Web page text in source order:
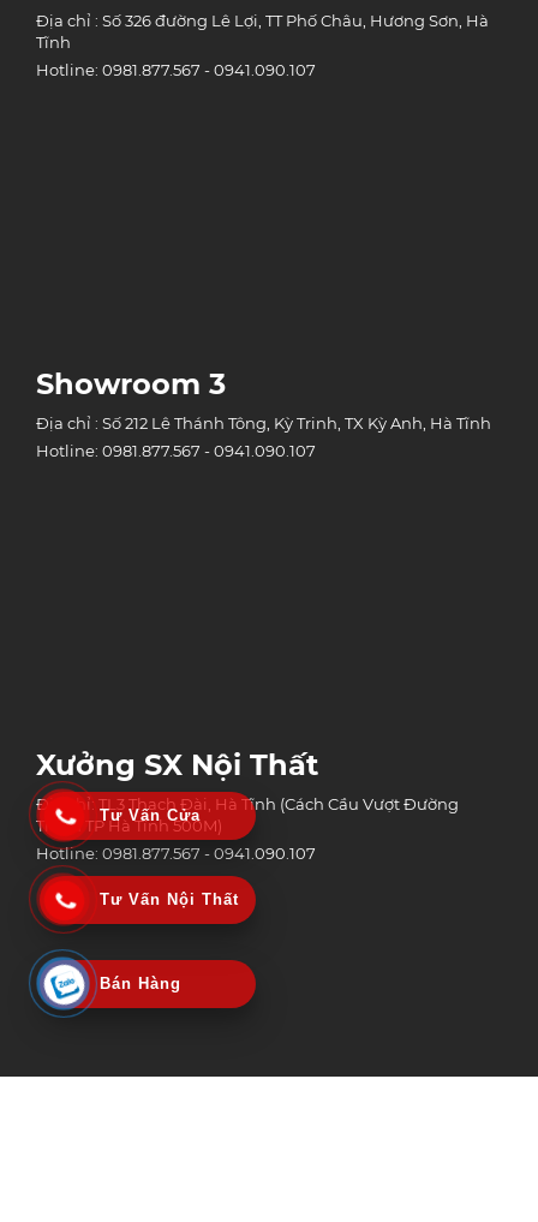
Địa chỉ : Số 326 đường Lê Lợi, TT Phố Châu, Hương Sơn, Hà
Tĩnh
Hotline: 0981.877.567 - 0941.090.107
Showroom 3
Địa chỉ : Số 212 Lê Thánh Tông, Kỳ Trinh, TX Kỳ Anh, Hà Tĩnh
Hotline: 0981.877.567 - 0941.090.107
Xưởng SX Nội Thất
Địa chỉ: TL3 Thạch Đài, Hà Tĩnh (Cách Cầu Vượt Đường
Tránh TP Hà Tĩnh 500M)
Hotline: 0981.877.567 - 0941.090.107
Tư Vấn Cửa
Tư Vấn Nội Thất
Bán Hàng